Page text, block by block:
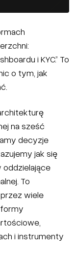
i KYC.” To
o tym, jak
na sześć
decyzje
jak się
oddzielające
To
wiele
i instrumenty